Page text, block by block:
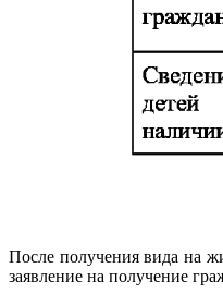
После получения вида на
заявление на получение